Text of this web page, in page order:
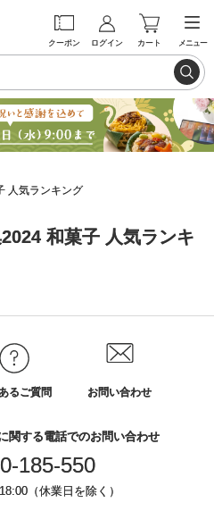
クーポン ログイン カート メニュー
人気ランキング
和菓子 人気ランキ
るご質問 お問い合わせ
関する電話でのお問い合わせ
185-550
（休業日を除く）